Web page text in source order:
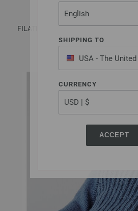
SHIPPING TO
USA - The
of America
CURRENCY
ACCEPT
FILATI No. 64 (Herbst/Winter 2022/
modèle 17